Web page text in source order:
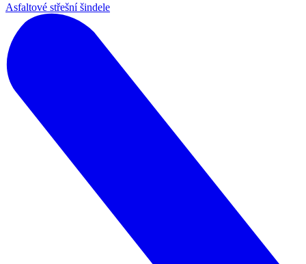
Asfaltové střešní šindele